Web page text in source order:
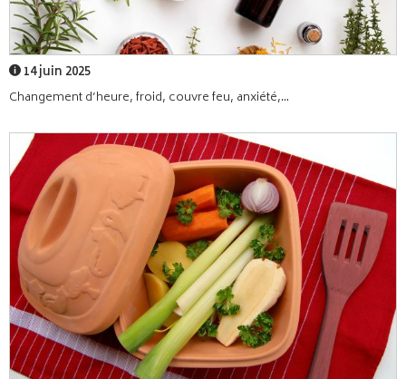
14 juin 2025
Changement d’heure, froid, couvre feu, anxiété,...